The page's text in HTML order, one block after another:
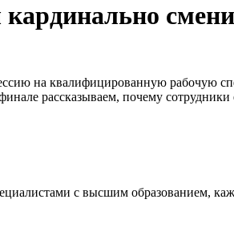
на квалифицированную рабочую
рассказываем, почему
с высшим